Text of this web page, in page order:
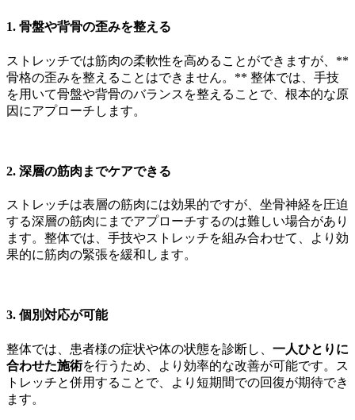
1. 骨盤や背骨の歪みを整える
ストレッチでは筋肉の柔軟性を高めることができますが、**
骨格の歪みを整えることはできません。** 整体では、手技
を用いて骨盤や背骨のバランスを整えることで、根本的な原
因にアプローチします。
2. 深層の筋肉までケアできる
ストレッチは表層の筋肉には効果的ですが、坐骨神経を圧迫
する深層の筋肉にまでアプローチするのは難しい場合があり
ます。整体では、手技やストレッチを組み合わせて、より効
果的に筋肉の緊張を緩和します。
3. 個別対応が可能
整体では、患者様の症状や体の状態を診断し、 一人ひとりに
合わせた施術を行うため、より効率的な改善が可能です。ス
トレッチと併用することで、より短期間での回復が期待でき
ます。